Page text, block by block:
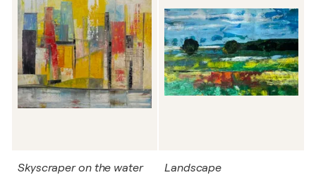
Skyscraper on the water Landscape